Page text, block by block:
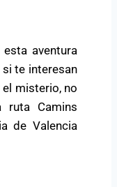
esta aventura
si te interesan
misterio, no
ruta Camins
de Valencia